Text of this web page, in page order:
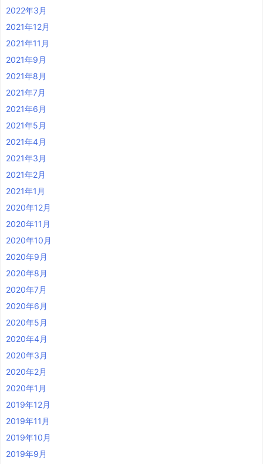
2022年3月
2021年12月
2021年11月
2021年9月
2021年8月
2021年7月
2021年6月
2021年5月
2021年4月
2021年3月
2021年2月
2021年1月
2020年12月
2020年11月
2020年10月
2020年9月
2020年8月
2020年7月
2020年6月
2020年5月
2020年4月
2020年3月
2020年2月
2020年1月
2019年12月
2019年11月
2019年10月
2019年9月